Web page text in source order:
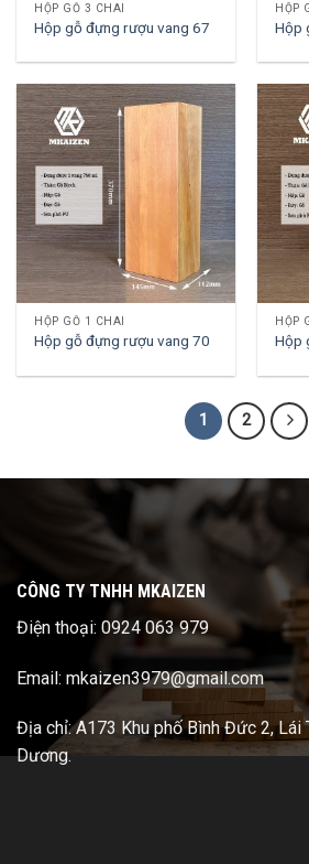
HỘP GỖ 3 CHAI
Hộp gỗ đựng rượu vang 67
HỘP
Hộp
HỘP GỖ 1 CHAI
Hộp gỗ đựng rượu vang 70
HỘP
Hộp
1 2
CÔNG TY TNHH MKAIZEN
Điện thoại: 0924 063 979
Email: mkaizen3979@gmail.com
Địa chỉ: A173 Khu phố Bình Đức 2, Lái
Dương.